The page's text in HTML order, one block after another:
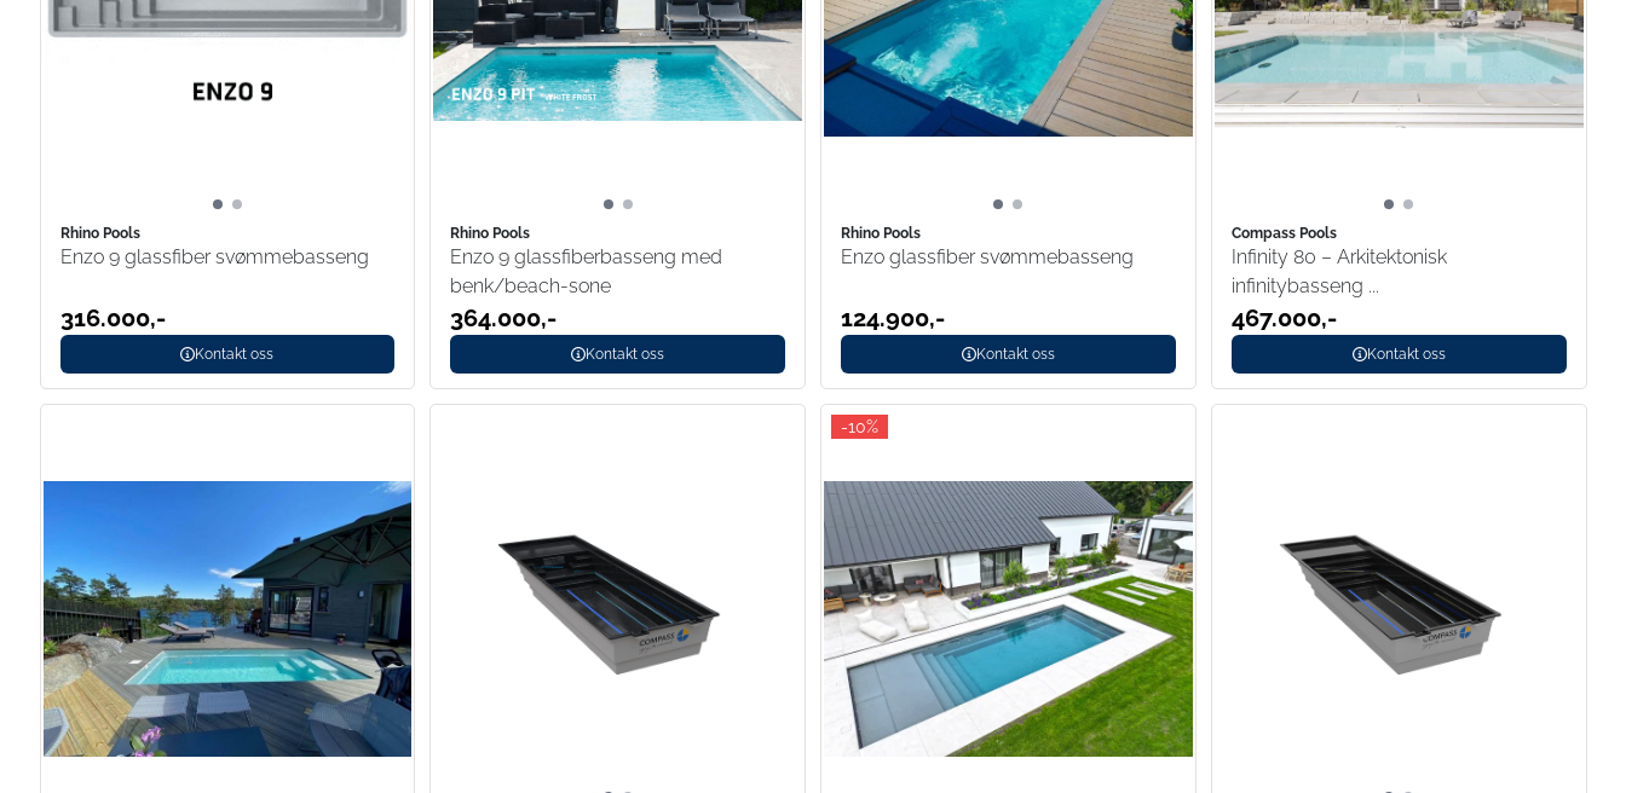
Rhino Pools
Enzo 9 glassfiber svømmebasseng
316.000,-
Kontakt oss
Rhino Pools
Enzo 9 glassfiberbasseng med
benk/beach-sone
364.000,-
Kontakt oss
Rhino Pools
Enzo glassfiber svømmebasseng
124.900,-
Kontakt oss
Compass Pools
Infinity 80 – Arkitektonisk
infinitybasseng ...
467.000,-
Kontakt oss
-10%